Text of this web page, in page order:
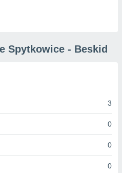
Spytkowice - Beskid
3
0
0
0